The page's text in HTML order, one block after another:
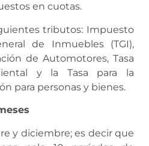
en cuotas.
tributos: Impuesto
de Inmuebles (TGI),
de Automotores, Tasa
y la Tasa para la
para personas y bienes.
y diciembre; es decir que